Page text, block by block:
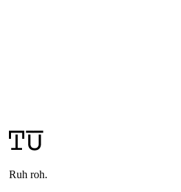
Ruh roh.